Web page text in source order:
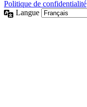
Politique de confidentialité
Langue